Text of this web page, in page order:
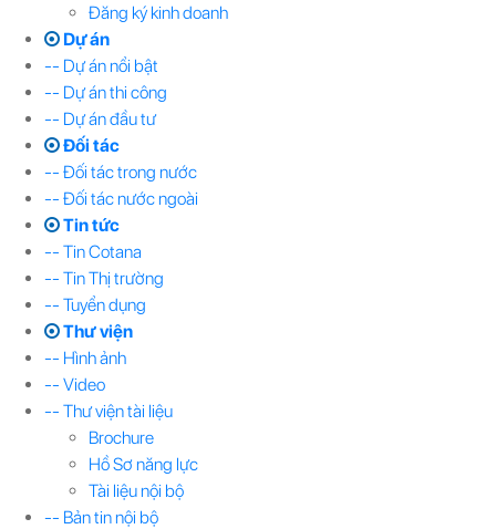
Đăng ký kinh doanh
Dự án
-- Dự án nổi bật
-- Dự án thi công
-- Dự án đầu tư
Đối tác
-- Đối tác trong nước
-- Đối tác nước ngoài
Tin tức
-- Tin Cotana
-- Tin Thị trường
-- Tuyển dụng
Thư viện
-- Hình ảnh
-- Video
-- Thư viện tài liệu
Brochure
Hồ Sơ năng lực
Tài liệu nội bộ
-- Bản tin nội bộ